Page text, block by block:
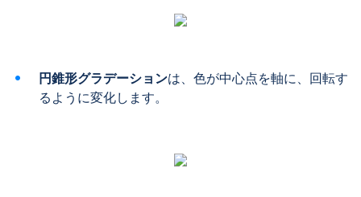
円錐形グラデーションは、色が中心点を軸に、回転す
るように変化します。